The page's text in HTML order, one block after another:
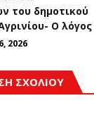
του δημοτικού
Ο λόγος
2026
ΣΧΟΛΊΟΥ